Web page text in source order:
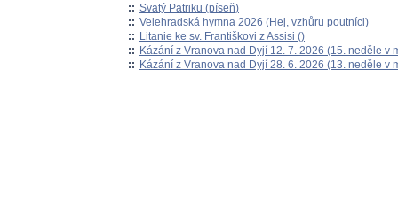
:: Svatý Patriku (píseň)
:: Velehradská hymna 2026 (Hej, vzhůru poutníci)
:: Litanie ke sv. Františkovi z Assisi ()
:: Kázání z Vranova nad Dyjí 12. 7. 2026 (15. neděle v
:: Kázání z Vranova nad Dyjí 28. 6. 2026 (13. neděle v